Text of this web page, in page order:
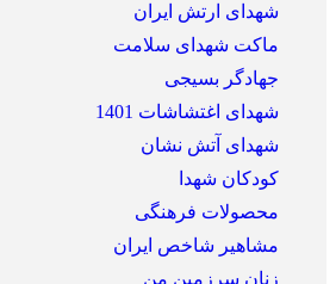
شهدای ارتش ایران
ماکت شهدای سلامت
جهادگر بسیجی
شهدای اغتشاشات 1401
شهدای آتش نشان
کودکان شهدا
محصولات فرهنگی
مشاهیر شاخص ایران
زنان سرزمین من